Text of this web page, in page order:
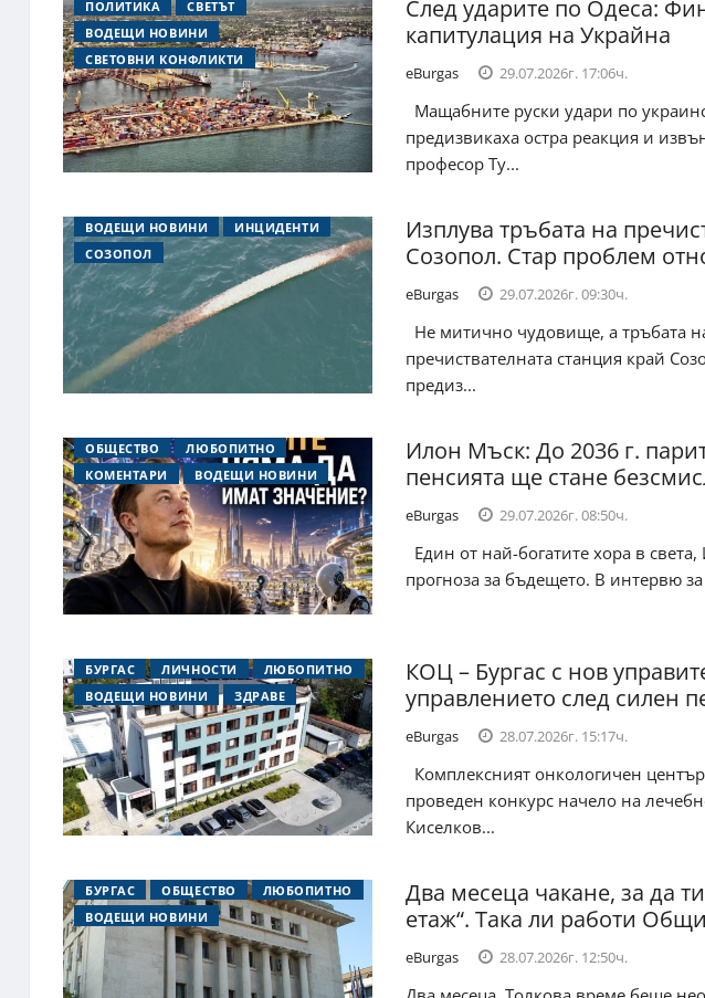
ПОЛИТИКА
СВЕТЪТ
ВОДЕЩИ НОВИНИ
СВЕТОВНИ КОНФЛИКТИ
След ударите по Одеса:
капитулация на Украйна
eBurgas 29.07.2026г. 17:06ч.
Мащабните руски удари по
предизвикаха остра реакция и
професор Ту...
ВОДЕЩИ НОВИНИ
ИНЦИДЕНТИ
СОЗОПОЛ
Изплува тръбата на
Созопол. Стар проблем
eBurgas 29.07.2026г. 09:30ч.
Не митично чудовище, а тръбата
пречиствателната станция край
предиз...
ОБЩЕСТВО
ЛЮБОПИТНО
КОМЕНТАРИ
ВОДЕЩИ НОВИНИ
Илон Мъск: До 2036 г.
пенсията ще стане
eBurgas 29.07.2026г. 08:50ч.
Един от най-богатите хора в
прогноза за бъдещето. В интервю
БУРГАС ЛИЧНОСТИ
ЛЮБОПИТНО
ВОДЕЩИ НОВИНИ
ЗДРАВЕ
КОЦ – Бургас с нов
управлението след силен
eBurgas 28.07.2026г. 15:17ч.
Комплексният онкологичен
проведен конкурс начело на
Киселков...
БУРГАС ОБЩЕСТВО
ЛЮБОПИТНО
ВОДЕЩИ НОВИНИ
Два месеца чакане, за да
етаж“. Така ли работи
eBurgas 28.07.2026г. 12:50ч.